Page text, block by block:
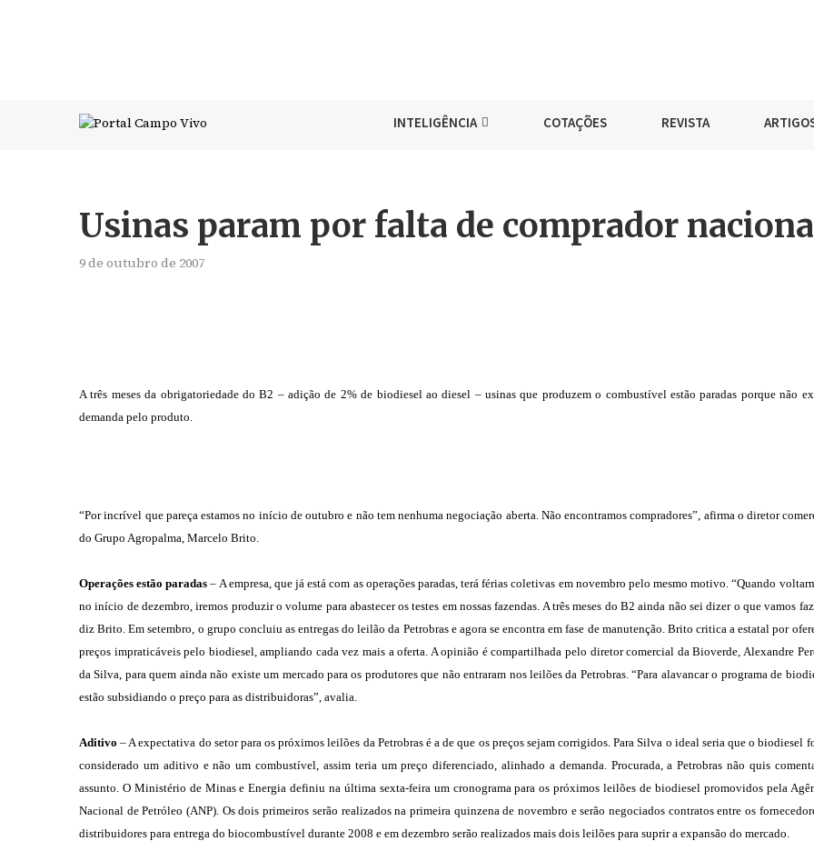
INTELIGÊNCIA COTAÇÕES REVISTA
Usinas param por falta de comprador
9 de outubro de 2007
A três meses da obrigatoriedade do B2 – adição de 2% de biodiesel ao diesel – usinas que produzem o combustível estão paradas porque não
demanda pelo produto.
“Por incrível que pareça estamos no início de outubro e não tem nenhuma negociação aberta. Não encontramos compradores”, afirma o diretor
do Grupo Agropalma, Marcelo Brito.
Operações estão paradas – A empresa, que já está com as operações paradas, terá férias coletivas em novembro pelo mesmo motivo. “Quando
no início de dezembro, iremos produzir o volume para abastecer os testes em nossas fazendas. A três meses do B2 ainda não sei dizer o que vamos
diz Brito. Em setembro, o grupo concluiu as entregas do leilão da Petrobras e agora se encontra em fase de manutenção. Brito critica a estatal por
preços impraticáveis pelo biodiesel, ampliando cada vez mais a oferta. A opinião é compartilhada pelo diretor comercial da Bioverde, Alexandre
da Silva, para quem ainda não existe um mercado para os produtores que não entraram nos leilões da Petrobras. “Para alavancar o programa de
estão subsidiando o preço para as distribuidoras”, avalia.
Aditivo– A expectativa do setor para os próximos leilões da Petrobras é a de que os preços sejam corrigidos. Para Silva o ideal seria que o biodiesel
considerado um aditivo e não um combustível, assim teria um preço diferenciado, alinhado a demanda. Procurada, a Petrobras não quis
assunto. O Ministério de Minas e Energia definiu na última sexta-feira um cronograma para os próximos leilões de biodiesel promovidos pela
Nacional de Petróleo (ANP). Os dois primeiros serão realizados na primeira quinzena de novembro e serão negociados contratos entre os
distribuidores para entrega do biocombustível durante 2008 e em dezembro serão realizados mais dois leilões para suprir a expansão do mercado.